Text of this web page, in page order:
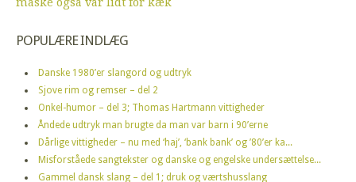
POPULÆRE INDLÆG
Danske 1980’er slangord og udtryk
Sjove rim og remser – del 2
Onkel-humor – del 3; Thomas Hartmann vittigheder
Åndede udtryk man brugte da man var barn i 90’erne
Dårlige vittigheder – nu med ‘haj’, ‘bank bank’ og ’80’er ka...
Misforståede sangtekster og danske og engelske undersættelse...
Gammel dansk slang – del 1; druk og værtshusslang